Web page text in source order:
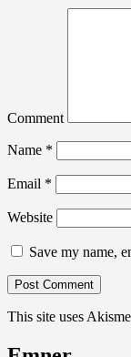
Comment
Name *
Email *
Website
Save my name,
This site uses